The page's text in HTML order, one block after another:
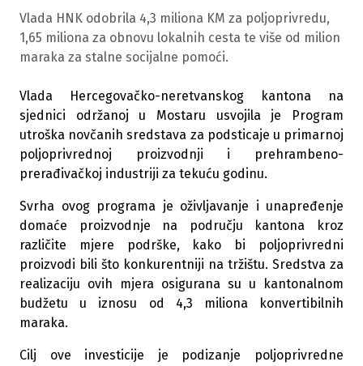
Vlada HNK odobrila 4,3 miliona KM za poljoprivredu,
1,65 miliona za obnovu lokalnih cesta te više od milion
maraka za stalne socijalne pomoći.
Vlada Hercegovačko-neretvanskog kantona na
sjednici održanoj u Mostaru usvojila je Program
utroška novčanih sredstava za podsticaje u primarnoj
poljoprivrednoj proizvodnji i prehrambeno-
prerađivačkoj industriji za tekuću godinu.
Svrha ovog programa je oživljavanje i unapređenje
domaće proizvodnje na području kantona kroz
različite mjere podrške, kako bi poljoprivredni
proizvodi bili što konkurentniji na tržištu. Sredstva za
realizaciju ovih mjera osigurana su u kantonalnom
budžetu u iznosu od 4,3 miliona konvertibilnih
maraka.
Cilj ove investicije je podizanje poljoprivredne